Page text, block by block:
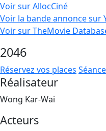
Voir sur AllocCiné
Voir la bande annonce sur
Voir sur TheMovie
2046
Réservez vos places
Réalisateur
Wong Kar-Wai
Acteurs